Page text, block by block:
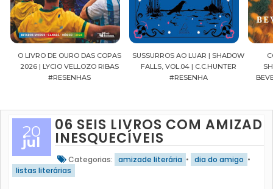
O LIVRO DE OURO DAS COPAS
2026 | LYCIO VELLOZO RIBAS
#RESENHAS
SUSSURROS AO LUAR | SHADOW
FALLS, VOL.04 | C.C.HUNTER
#RESENHA
20
jul
06 SEIS LIVROS COM
INESQUECÍVEIS
Categorias: amizade literária • dia do amigo •
listas literárias